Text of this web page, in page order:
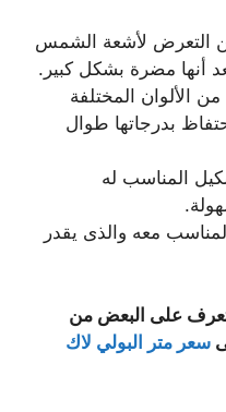
التعرض لأشعة الشمس
أنها مضرة بشكل كبير.
الألوان المختلفة
بدرجاتها طوال
المناسب له
معه والذى يقدر
على البعض من
سعر متر البولي لاك